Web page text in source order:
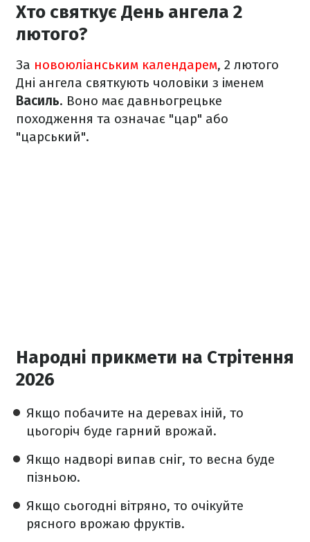
Хто святкує День ангела 2
лютого?
За новоюліанським календарем, 2 лютого
Дні ангела святкують чоловіки з іменем
Василь. Воно має давньогрецьке
походження та означає "цар" або
"царський".
Народні прикмети на Стрітення
2026
Якщо побачите на деревах іній, то
цьогоріч буде гарний врожай.
Якщо надворі випав сніг, то весна буде
пізньою.
Якщо сьогодні вітряно, то очікуйте
рясного врожаю фруктів.